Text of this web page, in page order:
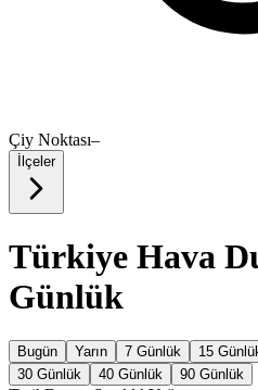
Çiy Noktası–
İlçeler
Türkiye Hava
Günlük
Bugün Yarın 7 Günlük 15
30 Günlük
40 Günlük 90 Günlük